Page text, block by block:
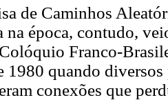
de Caminhos
na época, contudo,
Franco-
1980 quando
conexões que